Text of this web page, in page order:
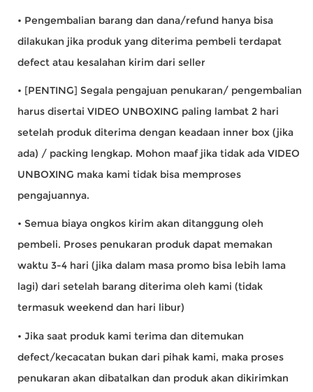
• Pengembalian barang dan dana/refund hanya bisa
dilakukan jika produk yang diterima pembeli terdapat
defect atau kesalahan kirim dari seller
• [PENTING] Segala pengajuan penukaran/ pengembalian
harus disertai VIDEO UNBOXING paling lambat 2 hari
setelah produk diterima dengan keadaan inner box (jika
ada) / packing lengkap. Mohon maaf jika tidak ada VIDEO
UNBOXING maka kami tidak bisa memproses
pengajuannya.
• Semua biaya ongkos kirim akan ditanggung oleh
pembeli. Proses penukaran produk dapat memakan
waktu 3-4 hari (jika dalam masa promo bisa lebih lama
lagi) dari setelah barang diterima oleh kami (tidak
termasuk weekend dan hari libur)
• Jika saat produk kami terima dan ditemukan
defect/kecacatan bukan dari pihak kami, maka proses
penukaran akan dibatalkan dan produk akan dikirimkan